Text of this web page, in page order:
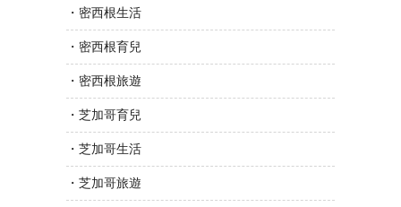
・密西根生活
・密西根育兒
・密西根旅遊
・芝加哥育兒
・芝加哥生活
・芝加哥旅遊